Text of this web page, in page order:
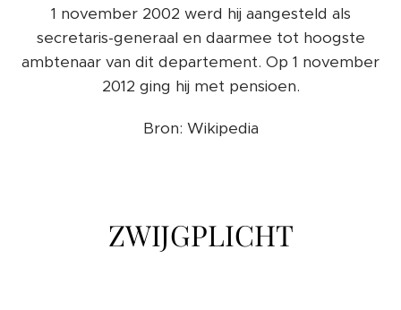
1 november 2002 werd hij aangesteld als
secretaris-generaal en daarmee tot hoogste
ambtenaar van dit departement. Op 1 november
2012 ging hij met pensioen.
Bron: Wikipedia
ZWIJGPLICHT